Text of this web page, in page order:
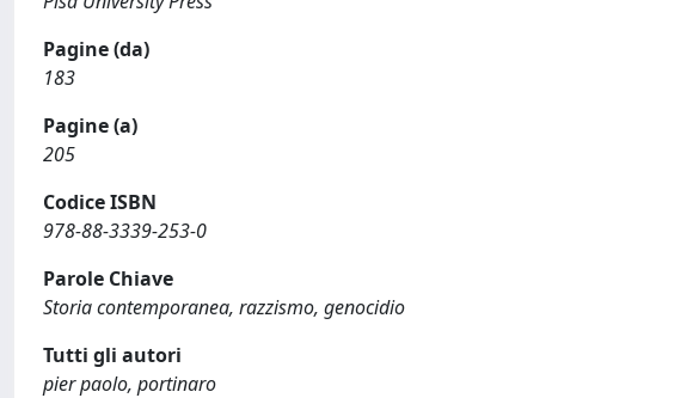
Pagine (da)
183
Pagine (a)
205
Codice ISBN
978-88-3339-253-0
Parole Chiave
Storia contemporanea, razzismo, genocidio
Tutti gli autori
pier paolo, portinaro